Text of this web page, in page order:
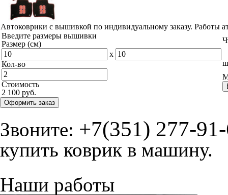
Автоковрики с вышивкой по индивидуальному заказу. Работы
Введите размеры вышивки
Размер (см)
x
Кол-во
Стоимость
2 100 руб.
Оформить заказ
Звоните: +7(351) 277-
купить коврик в машину.
Наши работы